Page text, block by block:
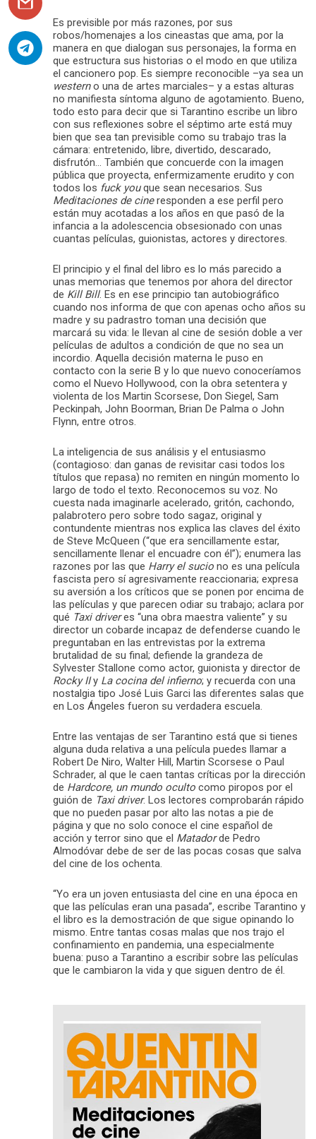
Es previsible por más razones, por sus
robos/homenajes a los cineastas que ama, por la
manera en que dialogan sus personajes, la forma en
que estructura sus historias o el modo en que utiliza
el cancionero pop. Es siempre reconocible –ya sea un
westerno una de artes marciales– y a estas alturas
no manifiesta síntoma alguno de agotamiento. Bueno,
todo esto para decir que si Tarantino escribe un libro
con sus reflexiones sobre el séptimo arte está muy
bien que sea tan previsible como su trabajo tras la
cámara: entretenido, libre, divertido, descarado,
disfrutón… También que concuerde con la imagen
pública que proyecta, enfermizamente erudito y con
todos los fuck youque sean necesarios. Sus
Meditaciones de cineresponden a ese perfil pero
están muy acotadas a los años en que pasó de la
infancia a la adolescencia obsesionado con unas
cuantas películas, guionistas, actores y directores.
El principio y el final del libro es lo más parecido a
unas memorias que tenemos por ahora del director
de Kill Bill. Es en ese principio tan autobiográfico
cuando nos informa de que con apenas ocho años su
madre y su padrastro toman una decisión que
marcará su vida: le llevan al cine de sesión doble a ver
películas de adultos a condición de que no sea un
incordio. Aquella decisión materna le puso en
contacto con la serie B y lo que nuevo conoceríamos
como el Nuevo Hollywood, con la obra setentera y
violenta de los Martin Scorsese, Don Siegel, Sam
Peckinpah, John Boorman, Brian De Palma o John
Flynn, entre otros.
La inteligencia de sus análisis y el entusiasmo
(contagioso: dan ganas de revisitar casi todos los
títulos que repasa) no remiten en ningún momento lo
largo de todo el texto. Reconocemos su voz. No
cuesta nada imaginarle acelerado, gritón, cachondo,
palabrotero pero sobre todo sagaz, original y
contundente mientras nos explica las claves del éxito
de Steve McQueen (“que era sencillamente estar,
sencillamente llenar el encuadre con él”); enumera las
razones por las que Harry el sucio no es una película
fascista pero sí agresivamente reaccionaria; expresa
su aversión a los críticos que se ponen por encima de
las películas y que parecen odiar su trabajo; aclara por
qué Taxi driveres “una obra maestra valiente” y su
director un cobarde incapaz de defenderse cuando le
preguntaban en las entrevistas por la extrema
brutalidad de su final; defiende la grandeza de
Sylvester Stallone como actor, guionista y director de
Rocky IIy La cocina del infierno; y recuerda con una
nostalgia tipo José Luis Garci las diferentes salas que
en Los Ángeles fueron su verdadera escuela.
Entre las ventajas de ser Tarantino está que si tienes
alguna duda relativa a una película puedes llamar a
Robert De Niro, Walter Hill, Martin Scorsese o Paul
Schrader, al que le caen tantas críticas por la dirección
de Hardcore, un mundo oculto como piropos por el
guión de Taxi driver. Los lectores comprobarán rápido
que no pueden pasar por alto las notas a pie de
página y que no solo conoce el cine español de
acción y terror sino que el Matadorde Pedro
Almodóvar debe de ser de las pocas cosas que salva
del cine de los ochenta.
“Yo era un joven entusiasta del cine en una época en
que las películas eran una pasada”, escribe Tarantino y
el libro es la demostración de que sigue opinando lo
mismo. Entre tantas cosas malas que nos trajo el
confinamiento en pandemia, una especialmente
buena: puso a Tarantino a escribir sobre las películas
que le cambiaron la vida y que siguen dentro de él.